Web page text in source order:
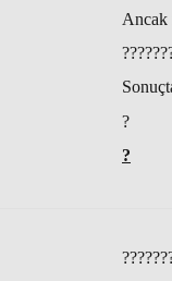
Ancak
?
?